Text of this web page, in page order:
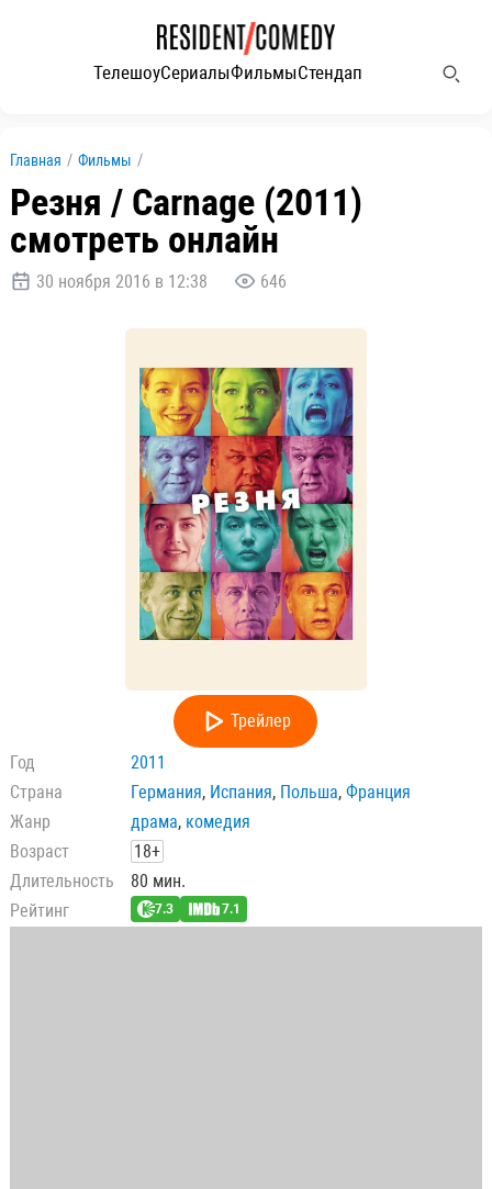
ТелешоуСериалыФильмыСтендап
Главная / Фильмы /
Резня / Carnage (2011)
смотреть онлайн
30 ноября 2016 в 12:38 646
Трейлер
Год
2011
Страна
Германия, Испания, Польша, Франция
Жанр
драма, комедия
Возраст
18+
Длительность
80 мин.
Рейтинг
7.3 7.1